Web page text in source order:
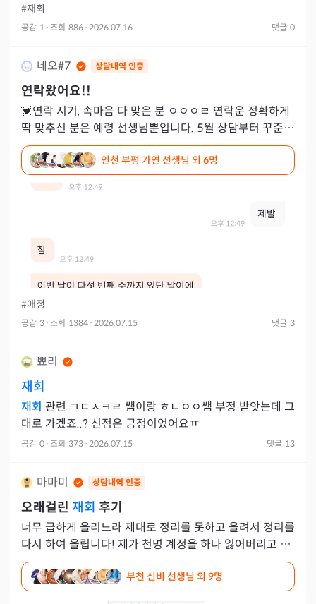
#재회
공감 1 · 조회 886 · 2026.07.16 댓글 0
네오#7 상담내역 인증
연락왔어요!!
💓연락 시기, 속마음 다 맞은 분 ㅇㅇㅇㄹ 연락운 정확하게
딱 맞추신 분은 예령 선생님뿐입니다. 5월 상담부터 꾸준하
게 늦어도 7월 안에는 올 것 같다고 하셨고 7월 1일 상담
인천 부평 가연 선생님 외 6명
#애정
공감 3 · 조회 1384 · 2026.07.15 댓글 3
뾰리
재회
재회 관련 ㄱㄷㅅㅋㄹ 쌤이랑 ㅎㄴㅇㅇ쌤 부정 받앗는데 그
대로 가겠죠..? 신점은 긍정이었어요ㅠ
공감 0 · 조회 373 · 2026.07.15 댓글 13
마마미 상담내역 인증
오래걸린 재회 후기
너무 급하게 올리느라 제대로 정리를 못하고 올려서 정리를
다시 하여 올립니다! 제가 천명 계정을 하나 잃어버리고 새
로 파서 나오는 선생님들 외 사진에도 봐주시면 어지간해선
대
부천 신비 선생님 외 9명